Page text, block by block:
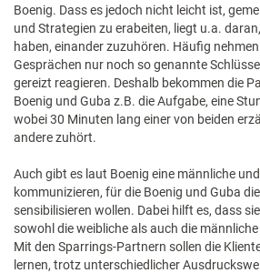
Boenig. Dass es jedoch nicht leicht ist,
und Strategien zu erabeiten, liegt u.a.
haben, einander zuzuhören. Häufig
Gesprächen nur noch so genannte
gereizt reagieren. Deshalb bekommen die
Boenig und Guba z.B. die Aufgabe, eine
wobei 30 Minuten lang einer von beiden
andere zuhört.
Auch gibt es laut Boenig eine männliche
kommunizieren, für die Boenig und Guba
sensibilisieren wollen. Dabei hilft es, dass
sowohl die weibliche als auch die
Mit den Sparrings-Partnern sollen die
lernen, trotz unterschiedlicher